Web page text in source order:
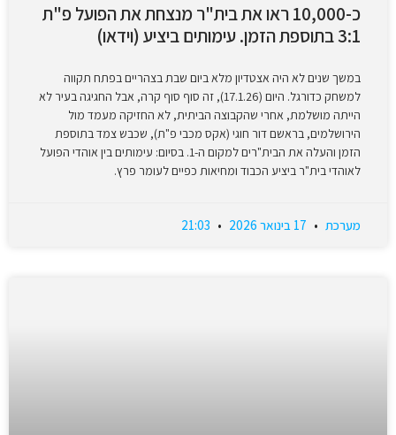
כ-10,000 ראו את בית"ר מנצחת את הפועל פ"ת
3:1 בתוספת הזמן. עימותים ביציע (וידאו)
במשך שנים לא היה אצטדיון מלא ביום שבת בצהריים בפתח תקווה
למשחק כדורגל. היום (17.1.26), זה סוף סוף קרה, אבל החגיגה בעיר לא
הייתה מושלמת, אחרי שהקבוצה הביתית, לא החזיקה מעמד מול
הירושלמים, בראשם דור חוגי (אקס מכבי פ"ת), שכבש צמד בתוספת
הזמן והעלה את הבית"רים למקום ה-1. בסיום: עימותים בין אוהדי הפועל
לאוהדי בית"ר ביציע הכבוד ומחיאות כפיים לעומר פרץ.
מערכת